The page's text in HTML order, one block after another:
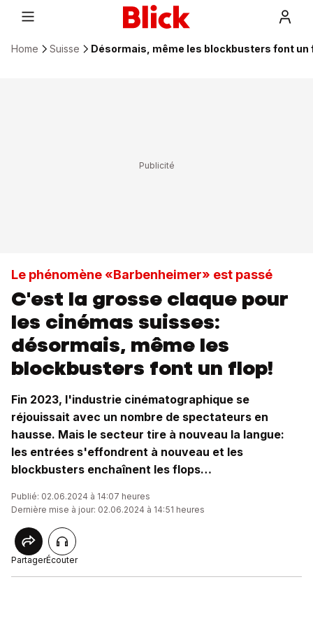
Home Suisse Désormais, même les blockbusters font
Le phénomène «Barbenheimer» est passé
C'est la grosse claque pour
les cinémas suisses:
désormais, même les
blockbusters font un flop!
Fin 2023, l'industrie cinématographique se
réjouissait avec un nombre de spectateurs en
hausse. Mais le secteur tire à nouveau la langue:
les entrées s'effondrent à nouveau et les
blockbusters enchaînent les flops…
Publié: 02.06.2024 à 14:07 heures
Dernière mise à jour: 02.06.2024 à 14:51 heures
PartagerÉcouter